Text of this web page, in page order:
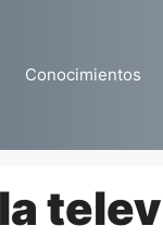
Conocimientos